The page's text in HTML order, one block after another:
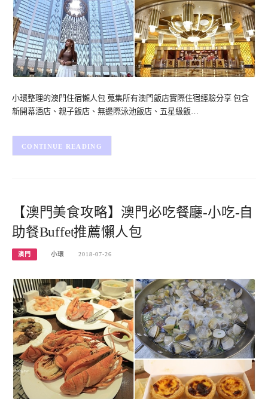
小環整理的澳門住宿懶人包 蒐集所有澳門飯店實際住宿經驗分享 包含
新開幕酒店、親子飯店、無邊際泳池飯店、五星級飯…
CONTINUE READING
【澳門美食攻略】澳門必吃餐廳-小吃-自
助餐Buffet推薦懶人包
澳門 小環 2018-07-26